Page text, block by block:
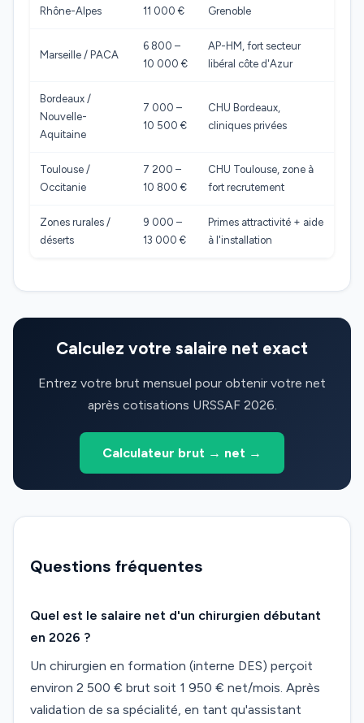
Rhône-Alpes
11 000 €
Grenoble
Marseille / PACA
6 800 –
10 000 €
AP-HM, fort secteur
libéral côte d'Azur
Bordeaux /
Nouvelle-
Aquitaine
7 000 –
10 500 €
CHU Bordeaux,
cliniques privées
Toulouse /
Occitanie
7 200 –
10 800 €
CHU Toulouse, zone à
fort recrutement
Zones rurales /
déserts
9 000 –
13 000 €
Primes attractivité + aide
à l'installation
Calculez votre salaire net exact
Entrez votre brut mensuel pour obtenir votre net
après cotisations URSSAF 2026.
Calculateur brut → net →
Questions fréquentes
Quel est le salaire net d'un chirurgien débutant
en 2026 ?
Un chirurgien en formation (interne DES) perçoit
environ 2 500 € brut soit 1 950 € net/mois. Après
validation de sa spécialité, en tant qu'assistant